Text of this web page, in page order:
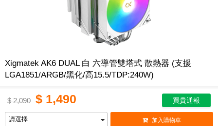
Xigmatek AK6 DUAL 白 六導管雙塔式 散熱器 (支援
LGA1851/ARGB/黑化/高15.5/TDP:240W)
$2,090 $ 1,490 買貴通報
加入購物車